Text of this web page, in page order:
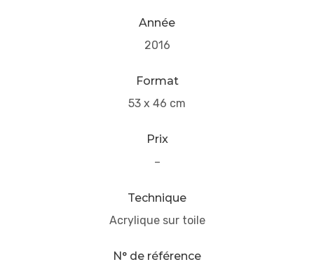
Année
2016
Format
53 x 46 cm
Prix
–
Technique
Acrylique sur toile
N° de référence